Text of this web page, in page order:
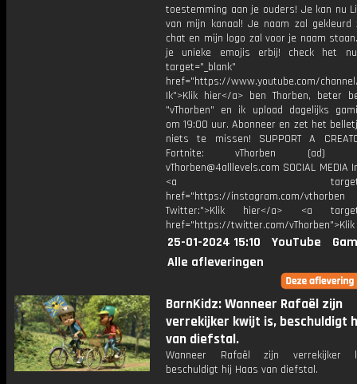
toestemming aan je ouders! Je kan nu
van mijn kanaal! Je naam zal
chat en mijn logo zal voor je naam
je unieke emojis erbij! check het
target="_blank"
href="https://www.youtube.com/channel/
Ik">Klik hier</a> ben Thorben, beter
"vThorben" en ik upload dagelijks
om 19:00 uur. Abonneer en zet het
niets te missen! SUPPORT A
Fortnite: vThorben (ad)
vThorben@4alllevels.com SOCIAL MEDIA
<a
href="https://instagram.com/vthorben
Twitter:">Klik hier</a> <a
href="https://twitter.com/
25-01-2024 15:10 YouTube
Alle afleveringen
BarnKidz: Wanneer Rafaël zijn
verrekijker kwijt is, beschuldigt
van diefstal.
Wanneer Rafaël zijn verrekijker
beschuldigt hij Haas van diefstal.